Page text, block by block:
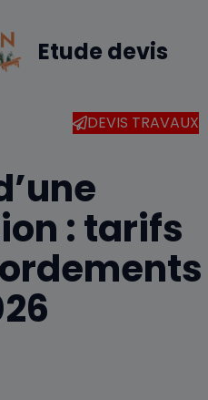
Etude devis
DEVIS TRAVAUX
: tarifs